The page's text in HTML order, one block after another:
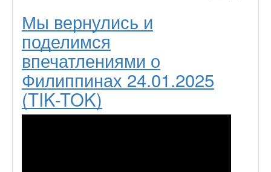
Мы вернулись и
поделимся
впечатлениями о
Филиппинах 24.01.2025
(TIK-TOK)